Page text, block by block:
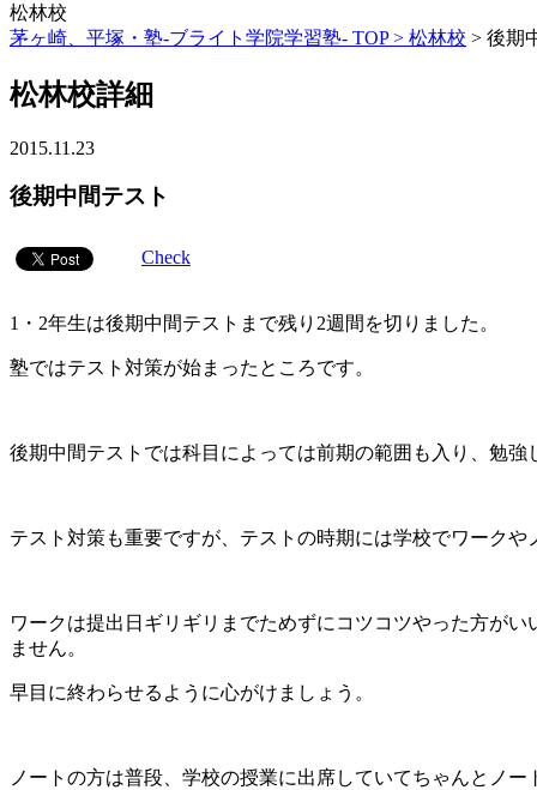
松林校
茅ヶ崎、平塚・塾-ブライト学院学習塾- TOP > 松林校 > 後期
松林校詳細
2015.11.23
後期中間テスト
Check
1・2年生は後期中間テストまで残り2週間を切りました。
塾ではテスト対策が始まったところです。
後期中間テストでは科目によっては前期の範囲も入り、勉
テスト対策も重要ですが、テストの時期には学校でワーク
ワークは提出日ギリギリまでためずにコツコツやった方が
ません。
早目に終わらせるように心がけましょう。
ノートの方は普段、学校の授業に出席していてちゃんとノ